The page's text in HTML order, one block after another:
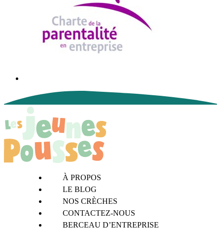
À PROPOS
LE BLOG
NOS CRÈCHES
CONTACTEZ-NOUS
BERCEAU D’ENTREPRISE